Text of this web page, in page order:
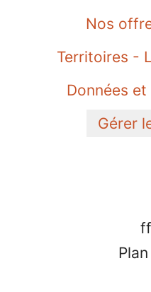
Nos
Territoires -
Données
Gérer